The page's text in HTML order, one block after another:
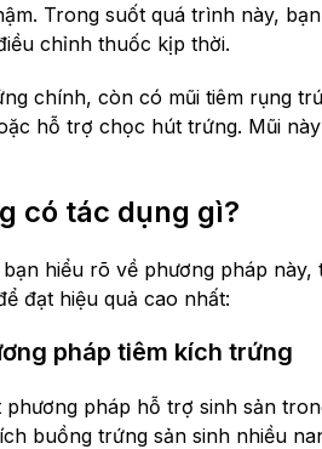
Trong suốt quá trình này,
chỉnh thuốc kịp thời.
chính, còn có mũi tiêm rụng
hỗ trợ chọc hút trứng. Mũi
có tác dụng gì?
hiểu rõ về phương pháp
đạt hiệu quả cao nhất:
pháp tiêm kích trứng
pháp hỗ trợ sinh sản
buồng trứng sản sinh nhiều